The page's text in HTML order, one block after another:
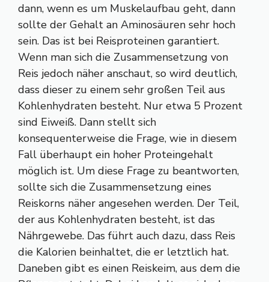
dann, wenn es um Muskelaufbau geht, dann
sollte der Gehalt an Aminosäuren sehr hoch
sein. Das ist bei Reisproteinen garantiert.
Wenn man sich die Zusammensetzung von
Reis jedoch näher anschaut, so wird deutlich,
dass dieser zu einem sehr großen Teil aus
Kohlenhydraten besteht. Nur etwa 5 Prozent
sind Eiweiß. Dann stellt sich
konsequenterweise die Frage, wie in diesem
Fall überhaupt ein hoher Proteingehalt
möglich ist. Um diese Frage zu beantworten,
sollte sich die Zusammensetzung eines
Reiskorns näher angesehen werden. Der Teil,
der aus Kohlenhydraten besteht, ist das
Nährgewebe. Das führt auch dazu, dass Reis
die Kalorien beinhaltet, die er letztlich hat.
Daneben gibt es einen Reiskeim, aus dem die